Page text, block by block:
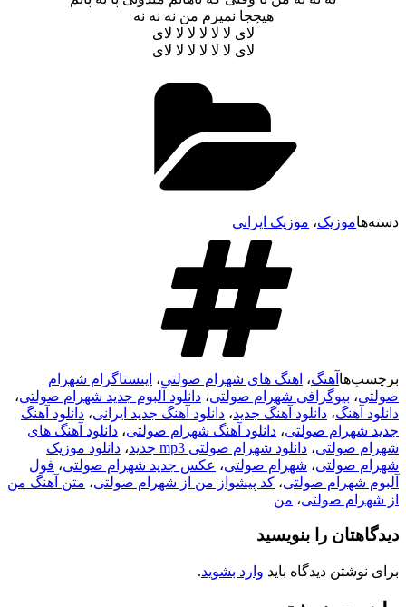
هیچجا نمیرم من نه نه نه
لای لا لا لا لا لا لای
لای لا لا لا لا لا لای
،موزیک ایرانی
آهنگ،اهنگ های شهرام صولتی ،اینستاگرام شهرام
بیوگرافی شهرام صولتی ،دانلود آلبوم جدید شهرام صولتی ،
،دانلود آهنگ جدید،دانلود آهنگ جدید ایرانی،دانلود آهنگ
صولتی ،دانلود آهنگ شهرام صولتی ،دانلود آهنگ های
،دانلود شهرام صولتی mp3 جدید ،دانلود موزیک
،شهرام صولتی ،عکس جدید شهرام صولتی ،فول
صولتی ،کد پیشواز من از شهرام صولتی ،متن آهنگ من
صولتی ،من
را بنویسید
دیدگاه بایدوارد بشوید